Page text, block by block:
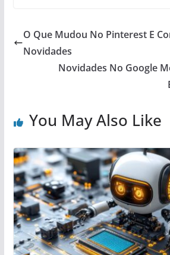
O Que Mudou No Pinterest E
Novidades
Novidades No Google
You May Also Like